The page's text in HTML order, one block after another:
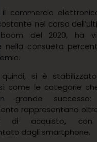
il commercio
nel corso
del 2020, ha
nella consueta
quindi, si è
come le categorie
grande
rappresentano
di acquisto,
dagli smartphone.